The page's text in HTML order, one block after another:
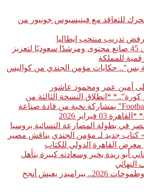
للتعاقد مع فينيسيوس جونيور من
تدريب منتخب إيطاليا
مؤمن الجندي يؤهل 45 صانع محتوى ومرشدًا سعوديًا لتعزيز
للمملكة
بس”.. حكايات مؤمن الجندي من كواليس
أمين عمر ومحمود عاشور
كورة”..* *انطلاق النسخة الثالثة من
“Football Access Summit” بمشاركة نخبة من قادة صناعة
03 فبراير 2026
في بطولة المصارعة النسائية بروسيا
كتاب جديد لـ مؤمن الجندي يناقش مصير
القاهرة الدولي للكتاب
أبو ريدة بخير وسعادته كبيرة بتأهل
بين إنجازات 2025 وطموحات 2026.. بيراميدز يعيش أنجح